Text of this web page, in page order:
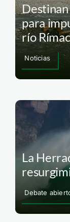
para
río Rímac
Noticias
La
Debate